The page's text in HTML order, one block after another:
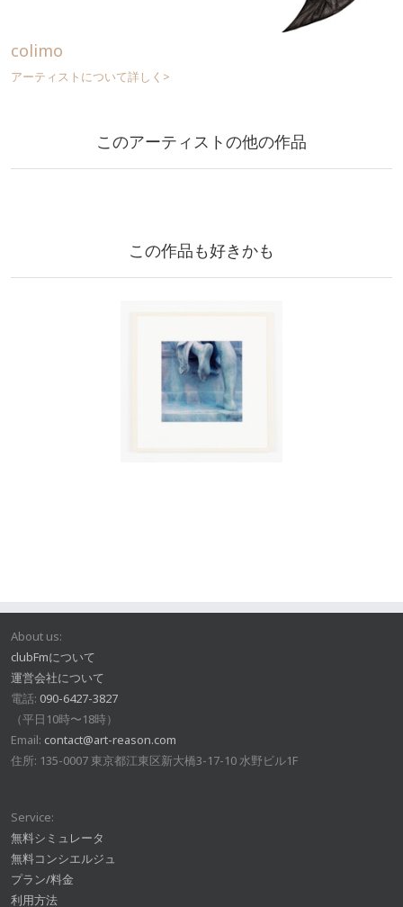
colimo
アーティストについて詳しく>
このアーティストの他の作品
この作品も好きかも
About us:
clubFmについて
運営会社について
電話: 090-6427-3827
（平日10時〜18時）
Email: contact@art-reason.com
住所: 135-0007 東京都江東区新大橋3-17-10 水野ビル1F
Service:
無料シミュレータ
無料コンシエルジュ
プラン/料金
利用方法